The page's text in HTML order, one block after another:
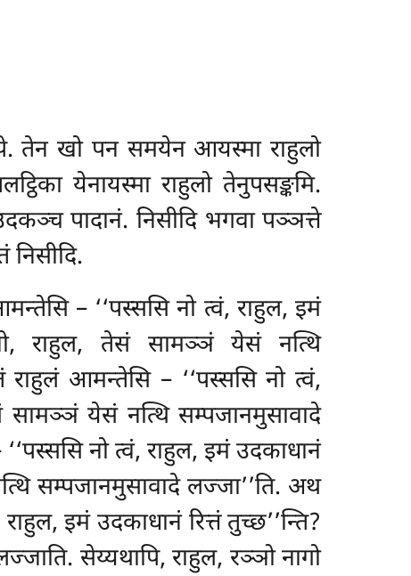
तेन खो पन समयेन आयस्मा राहुलो
येनायस्मा राहुलो तेनुपसङ्कमि.
पादानं. निसीदि भगवा पञ्ञत्ते
– ‘‘पस्ससि नो त्वं, राहुल, इमं
खो, राहुल, तेसं सामञ्ञं येसं नत्थि
आमन्तेसि – ‘‘पस्ससि नो त्वं,
सामञ्ञं येसं नत्थि सम्पजानमुसावादे
नो त्वं, राहुल, इमं उदकाधानं
सम्पजानमुसावादे लज्जा’’ति. अथ
इमं उदकाधानं रित्तं तुच्छ’’न्ति?
सेय्यथापि, राहुल, रञ्ञो नागो